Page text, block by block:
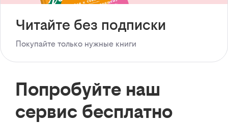
Читайте без подписки
Покупайте только нужные книги
Попробуйте наш
сервис бесплатно